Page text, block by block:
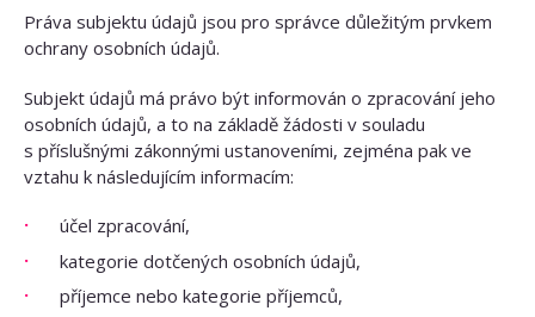
Práva subjektu údajů jsou pro správce důležitým prvkem
ochrany osobních údajů.
Subjekt údajů má právo být informován o zpracování jeho
osobních údajů, a to na základě žádosti v souladu
s příslušnými zákonnými ustanoveními, zejména pak ve
vztahu k následujícím informacím:
účel zpracování,
kategorie dotčených osobních údajů,
příjemce nebo kategorie příjemců,